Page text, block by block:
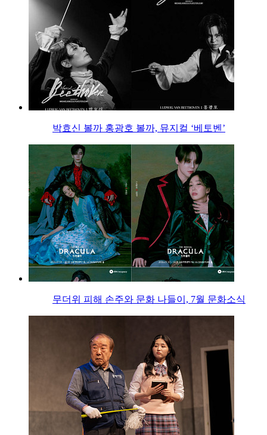
박효신 볼까 홍광호 볼까, 뮤지컬 ‘베토벤’
무더위 피해 손주와 문화 나들이, 7월 문화소식